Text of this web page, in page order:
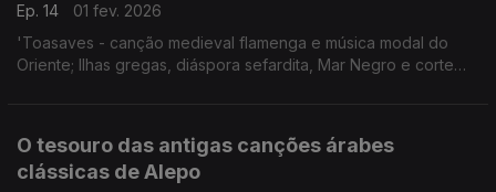
Ep. 14
01 fev. 2026
'Toasaves - canção medieval flamenga e música modal do
Oriente; Ilhas gregas, diáspora sefardita, Mar Negro e corte
O tesouro das antigas canções árabes
clássicas de Alepo